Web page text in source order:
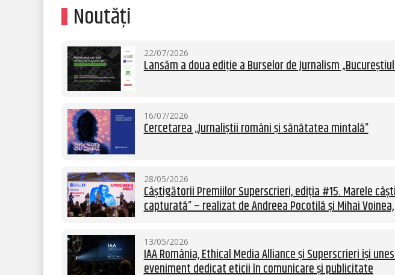
Noutăți
22/07/2026
Lansăm a doua ediție a Burselor de Jurnalism
16/07/2026
Cercetarea „Jurnaliștii români și sănătatea mintală”
28/05/2026
Câștigătorii Premiilor Superscrieri, ediția #15. Marele
capturată” – realizat de Andreea Pocotilă și Mihai
13/05/2026
IAA România, Ethical Media Alliance și Superscrieri își
eveniment dedicat eticii în comunicare și publicitate